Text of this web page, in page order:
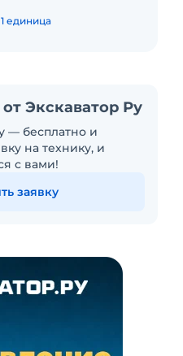
1 единица
Экскаватор Ру
— бесплатно и
на технику, и
с вами!
заявку